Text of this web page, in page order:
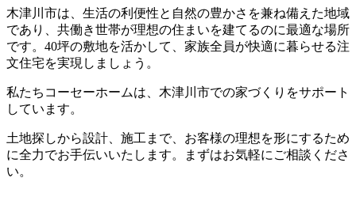
木津川市は、生活の利便性と自然の豊かさを兼ね備えた地域
であり、共働き世帯が理想の住まいを建てるのに最適な場所
です。40坪の敷地を活かして、家族全員が快適に暮らせる注
文住宅を実現しましょう。
私たちコーセーホームは、木津川市での家づくりをサポート
しています。
土地探しから設計、施工まで、お客様の理想を形にするため
に全力でお手伝いいたします。まずはお気軽にご相談くださ
い。